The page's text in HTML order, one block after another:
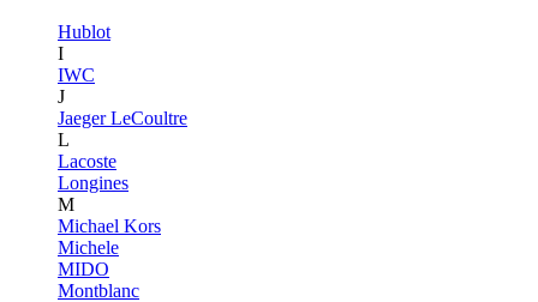
Hublot
I
IWC
J
Jaeger LeCoultre
L
Lacoste
Longines
M
Michael Kors
Michele
MIDO
Montblanc